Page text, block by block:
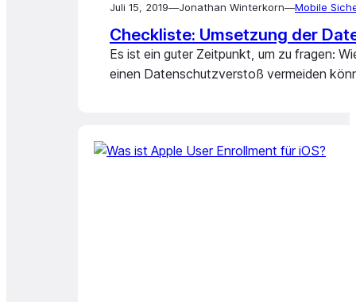
Juli 15, 2019—Jonathan Winterkorn—Mobile
Checkliste: Umsetzung der
Es ist ein guter Zeitpunkt, um zu fragen:
einen Datenschutzverstoß vermeiden